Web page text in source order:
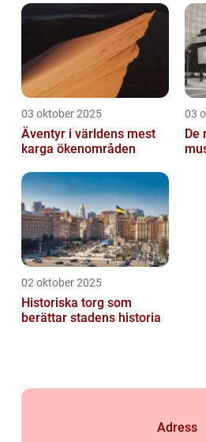
03 oktober 2025
Äventyr i världens mest
karga ökenområden
03
De
02 oktober 2025
Historiska torg som
berättar stadens historia
Adress